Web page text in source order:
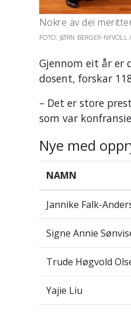
Nokre av dei
FOTO: JØRN BERGER-NYVOLL
Gjennom eit år er
dosent, forskar
– Det er store
som var
Nye med
NAMN
Jannike Falk-
Signe Annie
Trude Høgvold
Yajie Liu